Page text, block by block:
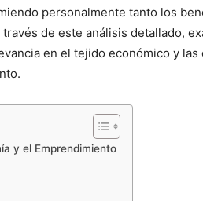
personalmente tanto los
de este análisis detallado,
en el tejido económico y las
y el Emprendimiento